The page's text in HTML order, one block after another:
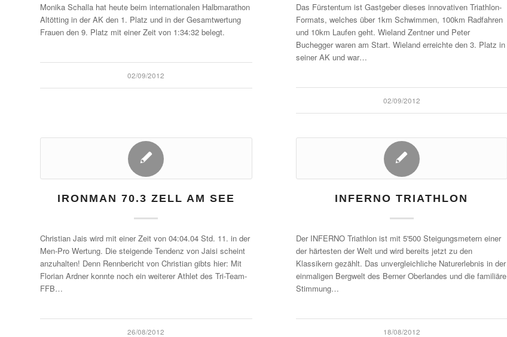
Monika Schalla hat heute beim internationalen Halbmarathon
Altötting in der AK den 1. Platz und in der Gesamtwertung
Frauen den 9. Platz mit einer Zeit von 1:34:32 belegt.
02/09/2012
Das Fürstentum ist Gastgeber dieses innovativen Triathlon-
Formats, welches über 1km Schwimmen, 100km Radfahren
und 10km Laufen geht. Wieland Zentner und Peter
Buchegger waren am Start. Wieland erreichte den 3. Platz in
seiner AK und war…
02/09/2012
IRONMAN 70.3 ZELL AM SEE
Christian Jais wird mit einer Zeit von 04:04.04 Std. 11. in der
Men-Pro Wertung. Die steigende Tendenz von Jaisi scheint
anzuhalten! Denn Rennbericht von Christian gibts hier: Mit
Florian Ardner konnte noch ein weiterer Athlet des Tri-Team-
FFB…
26/08/2012
INFERNO TRIATHLON
Der INFERNO Triathlon ist mit 5'500 Steigungsmetern einer
der härtesten der Welt und wird bereits jetzt zu den
Klassikern gezählt. Das unvergleichliche Naturerlebnis in der
einmaligen Bergwelt des Berner Oberlandes und die familiäre
Stimmung…
18/08/2012